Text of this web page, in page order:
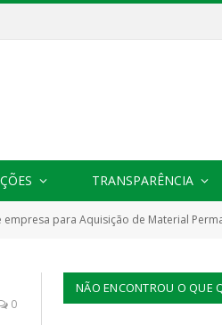
TRANSPARÊNCIA
Permanente, a fim de atender as necessidades da Secretaria Municipal de
0
NÃO ENCONTROU O QUE